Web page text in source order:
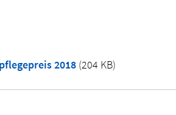
2018 (204 KB)